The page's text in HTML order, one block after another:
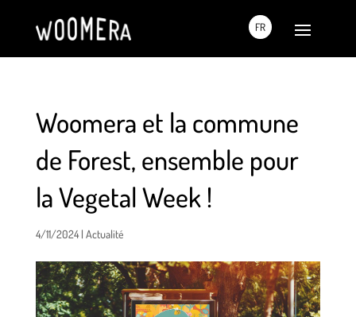
FR
Woomera et la commune
de Forest, ensemble pour
la Vegetal Week !
4/11/2024| Actualité